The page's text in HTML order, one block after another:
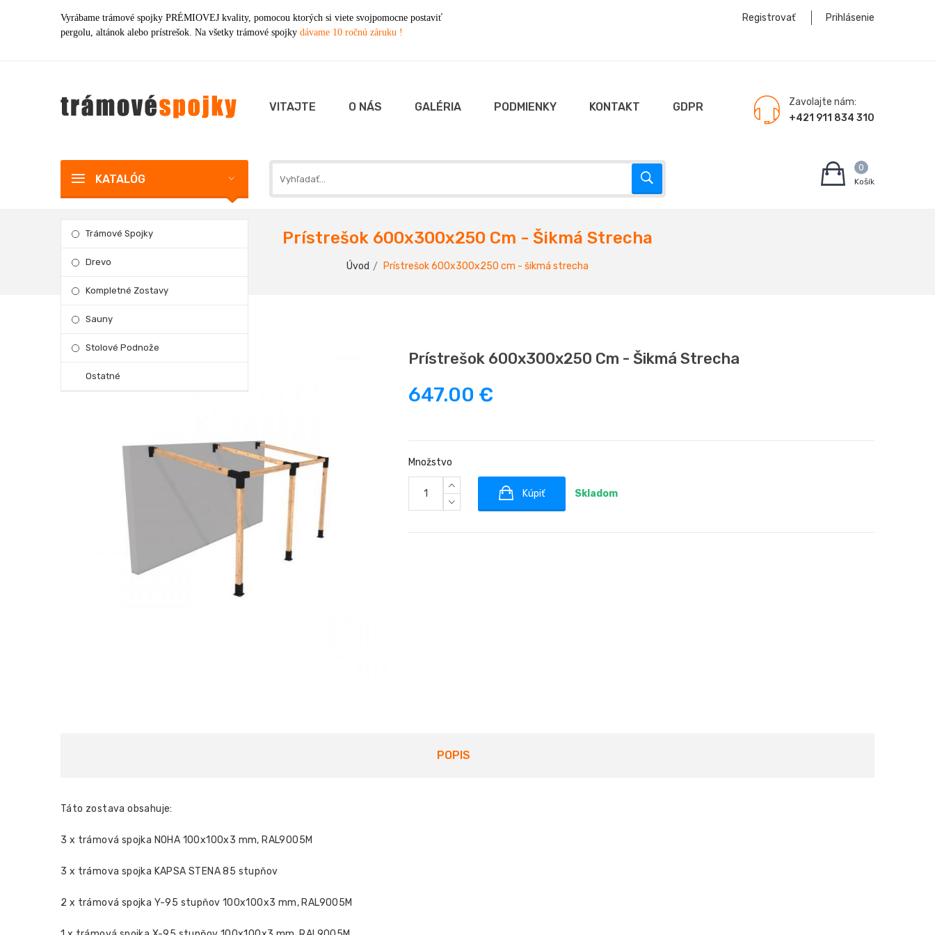
Vyrábame trámové spojky PRÉMIOVEJ kvality, pomocou ktorých si viete svojpomocne postaviť
pergolu, altánok alebo prístrešok. Na všetky trámové spojky dávame 10 ročnú záruku !
Registrovať Prihlásenie
VITAJTE O NÁS GALÉRIA PODMIENKY KONTAKT GDPR
Zavolajte nám:
+421 911 834 310
KATALÓG
Trámové Spojky
Drevo
Kompletné Zostavy
Sauny
Stolové Podnože
Ostatné
0
Košík
Prístrešok 600x300x250 Cm - Šikmá Strecha
Úvod Prístrešok 600x300x250 cm - šikmá strecha
Prístrešok 600x300x250 Cm - Šikmá Strecha
647.00 €
Množstvo
Kúpiť Skladom
POPIS
Táto zostava obsahuje:
3 x trámová spojka NOHA 100x100x3 mm, RAL9005M
3 x trámova spojka KAPSA STENA 85 stupňov
2 x trámová spojka Y-95 stupňov 100x100x3 mm, RAL9005M